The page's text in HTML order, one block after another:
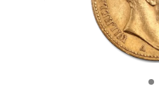
Précédent